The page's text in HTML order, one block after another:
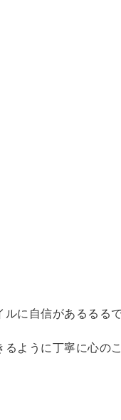
に自信があるるる
ように丁寧に心の